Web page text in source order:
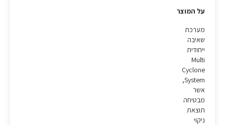
על המוצר
מערכת
שאיבה
ייחודית
Multi
Cyclone
System,
אשר
מבטיחה
תוצאת
ניקוי